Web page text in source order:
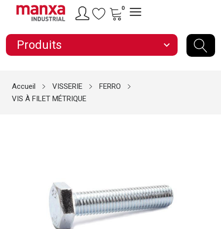
0
Produits expand_more
Accueil VISSERIE
FERRO
VIS À FILET MÉTRIQUE